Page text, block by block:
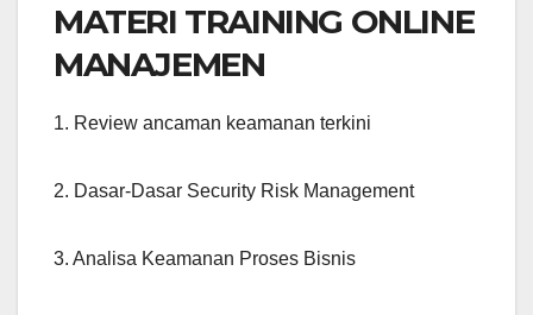
MATERI TRAINING ONLINE
MANAJEMEN
1. Review ancaman keamanan terkini
2. Dasar-Dasar Security Risk Management
3. Analisa Keamanan Proses Bisnis